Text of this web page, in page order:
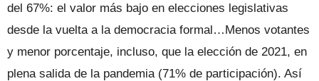
del 67%: el valor más bajo en elecciones legislativas
desde la vuelta a la democracia formal…Menos votantes
y menor porcentaje, incluso, que la elección de 2021, en
plena salida de la pandemia (71% de participación). Así